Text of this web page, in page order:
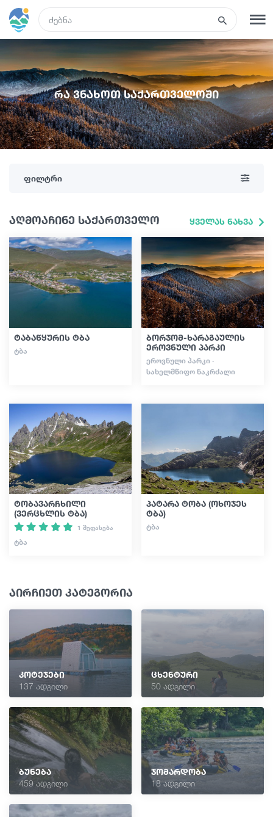
რეგისტრაცია შესვლა
ტურები
სასტუმროები
რა ვნახოთ
გიდები
საქართველო
რა ვნახოთ საქართველოში
ფილტრი
აღმოაჩინე საქართველო ყველას ნახვა
ტაბაწყურის ტბა
ᲢᲑᲐ
ბორჯომ-ხარაგაულის
ეროვნული პარკი
ᲔᲠᲝᲕᲜᲣᲚᲘ ᲞᲐᲠᲙᲘ ·
ᲡᲐᲮᲔᲚᲛᲬᲘᲤᲝ ᲜᲐᲙᲠᲫᲐᲚᲘ
ტობავარჩხილი
(ვერცხლის ტბა)
1 შეფასება
ᲢᲑᲐ
პატარა ტობა (ოხოჯეს
ტბა)
ᲢᲑᲐ
აირჩიეთ კატეგორია
კოტეჯები
137 ადგილი
ცხენტური
50 ადგილი
ბუნება
459 ადგილი
ჯომარდობა
18 ადგილი